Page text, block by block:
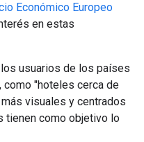
Económico Europeo
en estas
usuarios de los países
como "hoteles cerca de
visuales y centrados
tienen como objetivo lo